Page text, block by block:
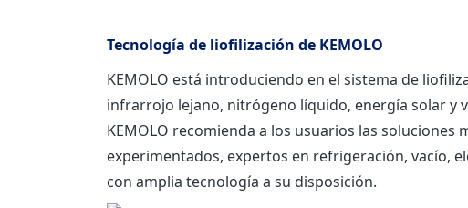
Tecnología de liofilización de KEMOLO
KEMOLO está introduciendo en el sistema de
infrarrojo lejano, nitrógeno líquido, energía solar y
KEMOLO recomienda a los usuarios las soluciones
experimentados, expertos en refrigeración, vacío,
con amplia tecnología a su disposición.